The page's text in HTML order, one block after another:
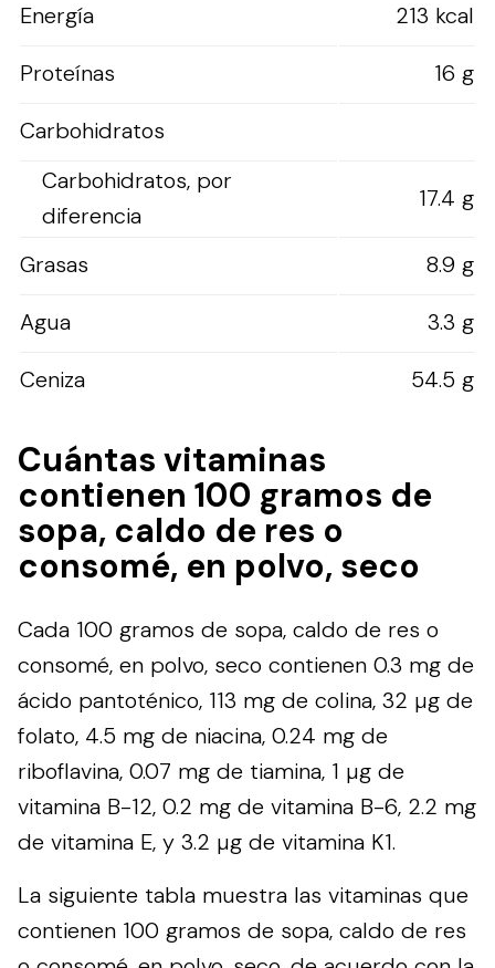
Energía
213 kcal
Proteínas
16 g
Carbohidratos
Carbohidratos, por
diferencia
17.4 g
Grasas
8.9 g
Agua
3.3 g
Ceniza
54.5 g
Cuántas vitaminas
contienen 100 gramos de
sopa, caldo de res o
consomé, en polvo, seco
Cada 100 gramos de sopa, caldo de res o
consomé, en polvo, seco contienen 0.3 mg de
ácido pantoténico, 113 mg de colina, 32 µg de
folato, 4.5 mg de niacina, 0.24 mg de
riboflavina, 0.07 mg de tiamina, 1 µg de
vitamina B-12, 0.2 mg de vitamina B-6, 2.2 mg
de vitamina E, y 3.2 µg de vitamina K1.
La siguiente tabla muestra las vitaminas que
contienen 100 gramos de sopa, caldo de res